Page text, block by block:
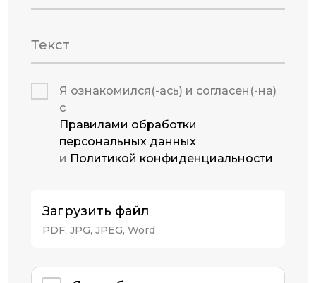
Текст
Я ознакомился(-ась) и согласен(-на)
с
Правилами обработки
персональных данных
и Политикой конфиденциальности
Загрузить файл
PDF, JPG, JPEG, Word